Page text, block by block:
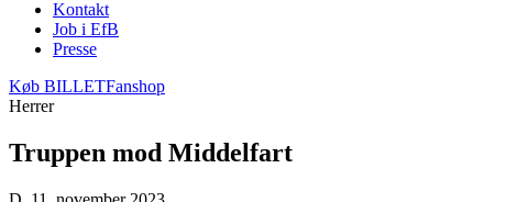
Kontakt
Job i EfB
Presse
Køb BILLETFanshop
Herrer
Truppen mod Middelfart